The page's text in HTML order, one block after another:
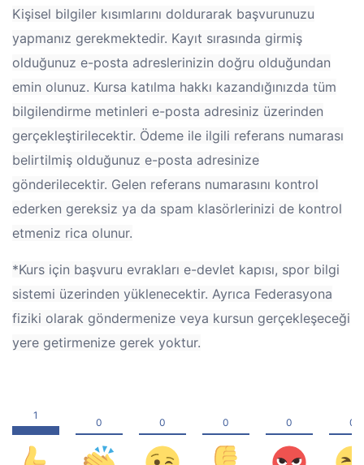
Kişisel bilgiler kısımlarını doldurarak başvurunuzu
yapmanız gerekmektedir. Kayıt sırasında girmiş
olduğunuz e-posta adreslerinizin doğru olduğundan
emin olunuz. Kursa katılma hakkı kazandığınızda tüm
bilgilendirme metinleri e-posta adresiniz üzerinden
gerçekleştirilecektir. Ödeme ile ilgili referans numarası
belirtilmiş olduğunuz e-posta adresinize
gönderilecektir. Gelen referans numarasını kontrol
ederken gereksiz ya da spam klasörlerinizi de kontrol
etmeniz rica olunur.
*Kurs için başvuru evrakları e-devlet kapısı, spor bilgi
sistemi üzerinden yüklenecektir. Ayrıca Federasyona
fiziki olarak göndermenize veya kursun gerçekleşeceği
yere getirmenize gerek yoktur.